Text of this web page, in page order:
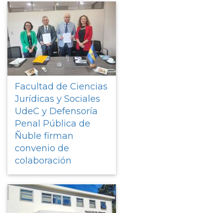
Facultad de Ciencias
Jurídicas y Sociales
UdeC y Defensoría
Penal Pública de
Ñuble firman
convenio de
colaboración